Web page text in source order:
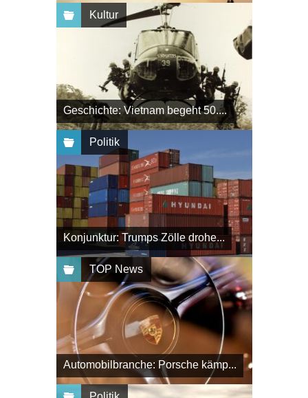
Kultur
Geschichte: Vietnam begeht 50....
Politik
Konjunktur: Trumps Zölle drohe...
TOP News
Automobilbranche: Porsche kämp...